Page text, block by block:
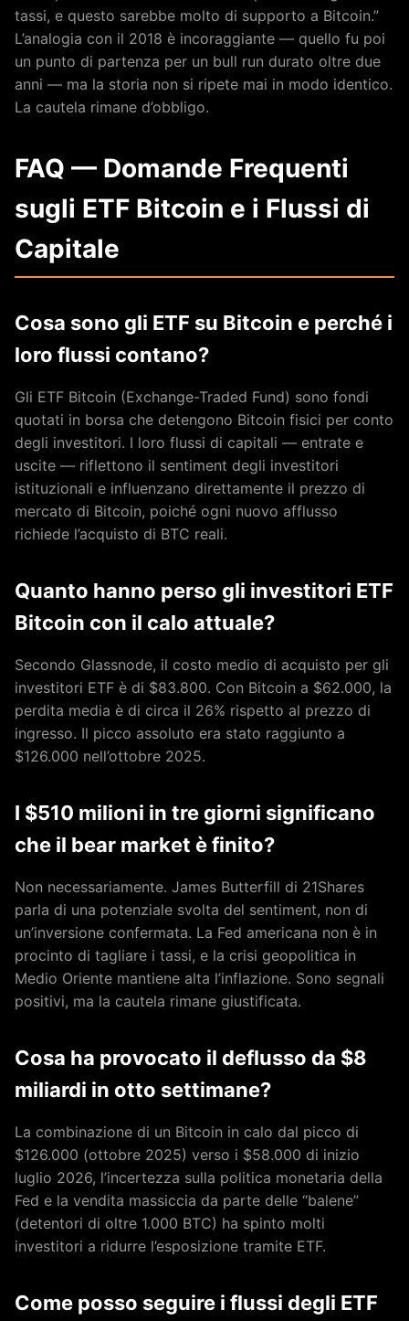
tassi, e questo sarebbe molto di supporto a Bitcoin.”
L’analogia con il 2018 è incoraggiante — quello fu poi
un punto di partenza per un bull run durato oltre due
anni — ma la storia non si ripete mai in modo identico.
La cautela rimane d’obbligo.
FAQ — Domande Frequenti
sugli ETF Bitcoin e i Flussi di
Capitale
Cosa sono gli ETF su Bitcoin e perché i
loro flussi contano?
Gli ETF Bitcoin (Exchange-Traded Fund) sono fondi
quotati in borsa che detengono Bitcoin fisici per conto
degli investitori. I loro flussi di capitali — entrate e
uscite — riflettono il sentiment degli investitori
istituzionali e influenzano direttamente il prezzo di
mercato di Bitcoin, poiché ogni nuovo afflusso
richiede l’acquisto di BTC reali.
Quanto hanno perso gli investitori ETF
Bitcoin con il calo attuale?
Secondo Glassnode, il costo medio di acquisto per gli
investitori ETF è di $83.800. Con Bitcoin a $62.000, la
perdita media è di circa il 26% rispetto al prezzo di
ingresso. Il picco assoluto era stato raggiunto a
$126.000 nell’ottobre 2025.
I $510 milioni in tre giorni significano
che il bear market è finito?
Non necessariamente. James Butterfill di 21Shares
parla di una potenziale svolta del sentiment, non di
un’inversione confermata. La Fed americana non è in
procinto di tagliare i tassi, e la crisi geopolitica in
Medio Oriente mantiene alta l’inflazione. Sono segnali
positivi, ma la cautela rimane giustificata.
Cosa ha provocato il deflusso da $8
miliardi in otto settimane?
La combinazione di un Bitcoin in calo dal picco di
$126.000 (ottobre 2025) verso i $58.000 di inizio
luglio 2026, l’incertezza sulla politica monetaria della
Fed e la vendita massiccia da parte delle “balene”
(detentori di oltre 1.000 BTC) ha spinto molti
investitori a ridurre l’esposizione tramite ETF.
Come posso seguire i flussi degli ETF